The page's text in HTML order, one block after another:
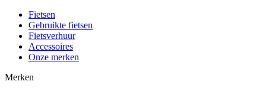
Fietsen
Gebruikte fietsen
Fietsverhuur
Accessoires
Onze merken
Merken